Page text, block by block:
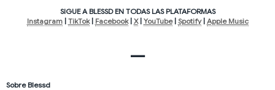
SIGUE A BLESSD EN TODAS LAS PLATAFORMAS
Instagram| TikTok| Facebook| X| YouTube| Spotify| Apple Music
—
Sobre Blessd